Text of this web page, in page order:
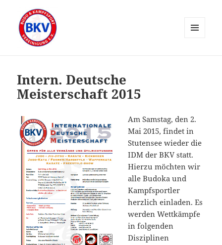
Intern. Deutsche
Meisterschaft 2015
Am Samstag, den 2.
Mai 2015, findet in
Stutensee wieder die
IDM der BKV statt.
Hierzu möchten wir
alle Budoka und
Kampfsportler
herzlich einladen. Es
werden Wettkämpfe
in folgenden
Disziplinen